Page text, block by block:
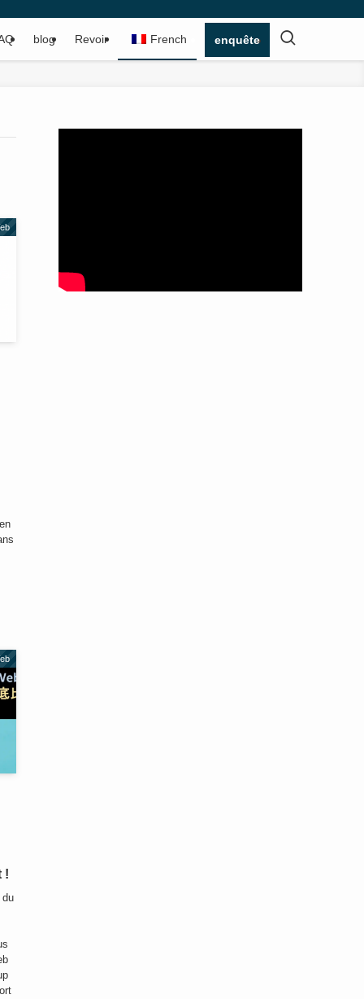
blog Revoir French enquête
!
du